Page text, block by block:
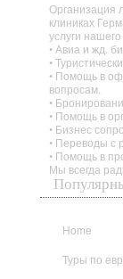
Организация
клиниках
услуги нашего
• Авиа и жд.
•
• Помощь в
вопросам.
•
• Помощь в
• Бизнес
• Переводы с
• Помощь в
Мы всегда
Home
Туры по